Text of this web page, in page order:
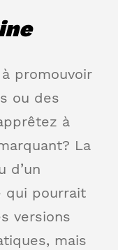
promouvoir
ou des
à
La
d’un
qui pourrait
versions
mais